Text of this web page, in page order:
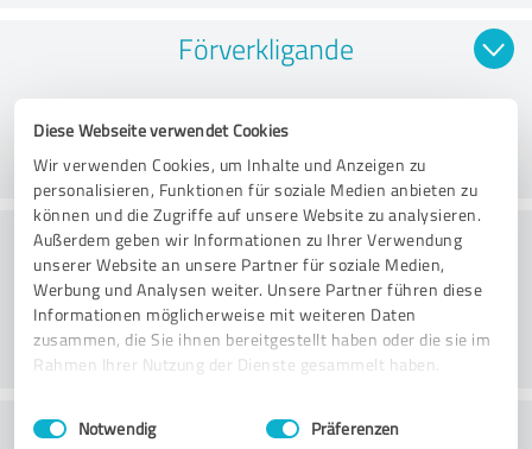
Diese Webseite verwendet Cookies
Wir verwenden Cookies, um Inhalte und Anzeigen zu
personalisieren, Funktionen für soziale Medien anbieten zu
können und die Zugriffe auf unsere Website zu analysieren.
Außerdem geben wir Informationen zu Ihrer Verwendung
unserer Website an unsere Partner für soziale Medien,
Werbung und Analysen weiter. Unsere Partner führen diese
Informationen möglicherweise mit weiteren Daten
zusammen, die Sie ihnen bereitgestellt haben oder die sie im
Rahmen Ihrer Nutzung der Dienste gesammelt haben.
Impressum Datenschutzbestimmungen
Einwilligungsauswahl
Notwendig Präferenzen
Förverkligande
Rådgivning
Kundservice